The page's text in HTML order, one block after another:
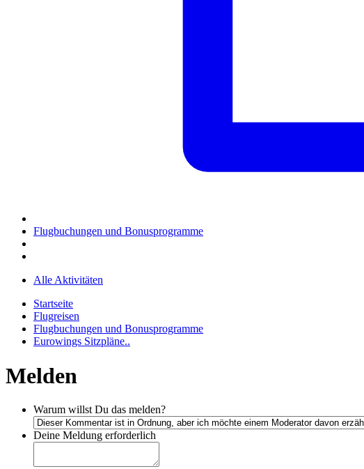
Flugbuchungen und Bonusprogramme
Alle Aktivitäten
Startseite
Flugreisen
Flugbuchungen und Bonusprogramme
Eurowings Sitzpläne..
Melden
Warum willst Du das melden?
Deine Meldung erforderlich